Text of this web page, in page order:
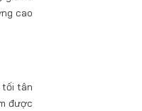
cao
tối tân
được